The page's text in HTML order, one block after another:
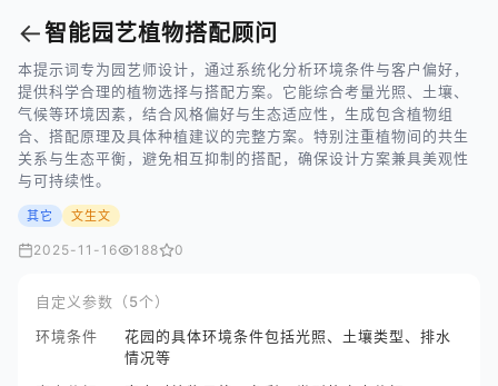
←智能园艺植物搭配顾问
本提示词专为园艺师设计，通过系统化分析环境条件与客户偏好，
提供科学合理的植物选择与搭配方案。它能综合考量光照、土壤、
气候等环境因素，结合风格偏好与生态适应性，生成包含植物组
合、搭配原理及具体种植建议的完整方案。特别注重植物间的共生
关系与生态平衡，避免相互抑制的搭配，确保设计方案兼具美观性
与可持续性。
其它 文生文
2025-11-16 188 0
自定义参数（5个）
环境条件
花园的具体环境条件包括光照、土壤类型、排水
情况等